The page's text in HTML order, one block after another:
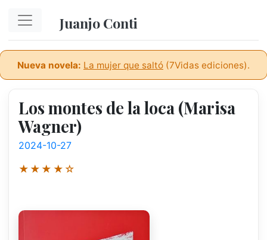
Juanjo Conti
Nueva novela: La mujer que saltó (7Vidas ediciones).
Los montes de la loca (Marisa
Wagner)
2024-10-27
★★★★☆